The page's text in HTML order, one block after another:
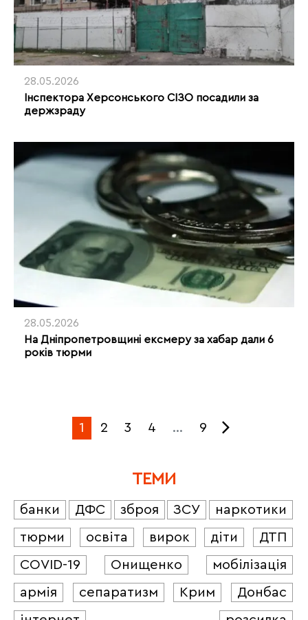
28.05.2026
Інспектора Херсонського СІЗО посадили за
держзраду
28.05.2026
На Дніпропетровщині ексмеру за хабар дали 6
років тюрми
1 2 3 4 … 9
ТЕМИ
банки ДФС зброя ЗСУ
наркотики
тюрми
освіта вирок діти
ДТП
COVID-19
Онищенко
мобілізація
армія
сепаратизм Крим
Донбас